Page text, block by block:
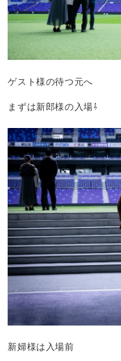
ゲスト様の待つ元へ
まずは新郎様の入場⇩
新婦様は入場前